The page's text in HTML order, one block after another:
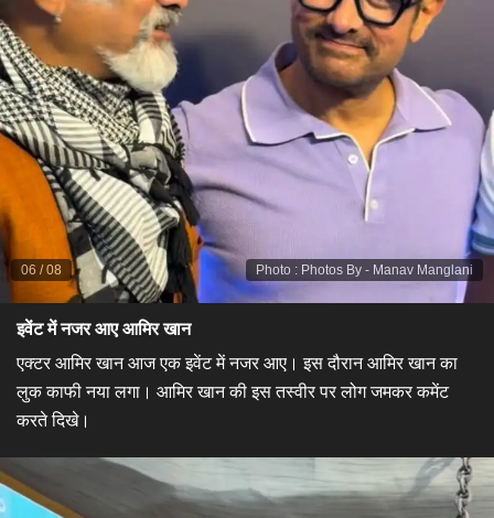
Photo : Photos By - Manav Manglani
06 /08
इवेंट में नजर आए आमिर खान
एक्टर आमिर खान आज एक इवेंट में नजर आए। इस दौरान आमिर खान का
लुक काफी नया लगा। आमिर खान की इस तस्वीर पर लोग जमकर कमेंट
करते दिखे।